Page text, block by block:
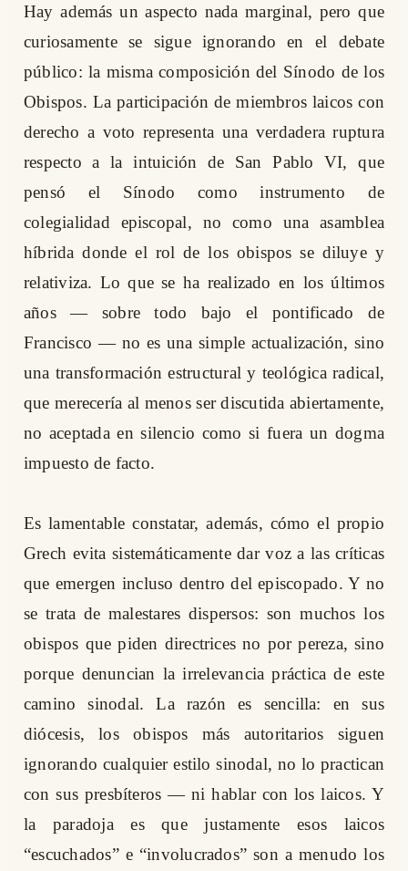
Hay además un aspecto nada marginal, pero que
curiosamente se sigue ignorando en el debate
público: la misma composición del Sínodo de los
Obispos. La participación de miembros laicos con
derecho a voto representa una verdadera ruptura
respecto a la intuición de San Pablo VI, que
pensó el Sínodo como instrumento de
colegialidad episcopal, no como una asamblea
híbrida donde el rol de los obispos se diluye y
relativiza. Lo que se ha realizado en los últimos
años — sobre todo bajo el pontificado de
Francisco — no es una simple actualización, sino
una transformación estructural y teológica radical,
que merecería al menos ser discutida abiertamente,
no aceptada en silencio como si fuera un dogma
impuesto de facto.
Es lamentable constatar, además, cómo el propio
Grech evita sistemáticamente dar voz a las críticas
que emergen incluso dentro del episcopado. Y no
se trata de malestares dispersos: son muchos los
obispos que piden directrices no por pereza, sino
porque denuncian la irrelevancia práctica de este
camino sinodal. La razón es sencilla: en sus
diócesis, los obispos más autoritarios siguen
ignorando cualquier estilo sinodal, no lo practican
con sus presbíteros — ni hablar con los laicos. Y
la paradoja es que justamente esos laicos
“escuchados” e “involucrados” son a menudo los